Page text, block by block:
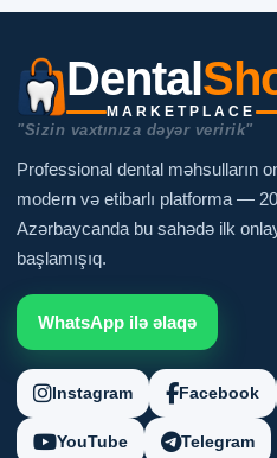
Dental
MARKETPLACE
"Sizin vaxtınıza dəyər veririk"
Professional dental məhsulların
modern və etibarlı platforma —
Azərbaycanda bu sahədə ilk
başlamışıq.
WhatsApp ilə əlaqə
Instagram Facebook
YouTube Telegram